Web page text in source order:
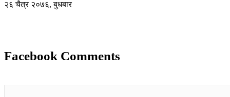
२६ चैत्र २०७६, बुधबार
Facebook Comments